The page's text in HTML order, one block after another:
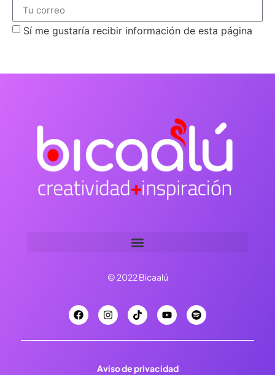
Sí me gustaría recibir información de esta página
© 2022 Bicaalú
Aviso de privacidad